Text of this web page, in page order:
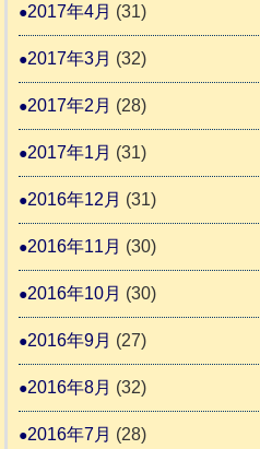
2017年4月 (31)
2017年3月 (32)
2017年2月 (28)
2017年1月 (31)
2016年12月 (31)
2016年11月 (30)
2016年10月 (30)
2016年9月 (27)
2016年8月 (32)
2016年7月 (28)